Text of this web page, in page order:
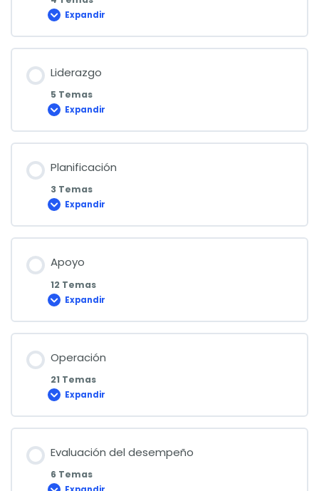
Expandir
Contexto
la
organización
Liderazgo
5 Temas
Expandir
Liderazgo
Planificación
3 Temas
Expandir
Planificación
Apoyo
12 Temas
Expandir
Apoyo
Operación
21 Temas
Expandir
Operación
Evaluación del desempeño
6 Temas